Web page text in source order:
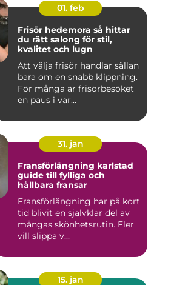
01. feb
Frisör hedemora så hittar
du rätt salong för stil,
kvalitet och lugn
Att välja frisör handlar sällan
bara om en snabb klippning.
För många är frisörbesöket
en paus i var...
31. jan
Fransförlängning karlstad
guide till fylliga och
hållbara fransar
Fransförlängning har på kort
tid blivit en självklar del av
mångas skönhetsrutin. Fler
vill slippa v...
15. jan